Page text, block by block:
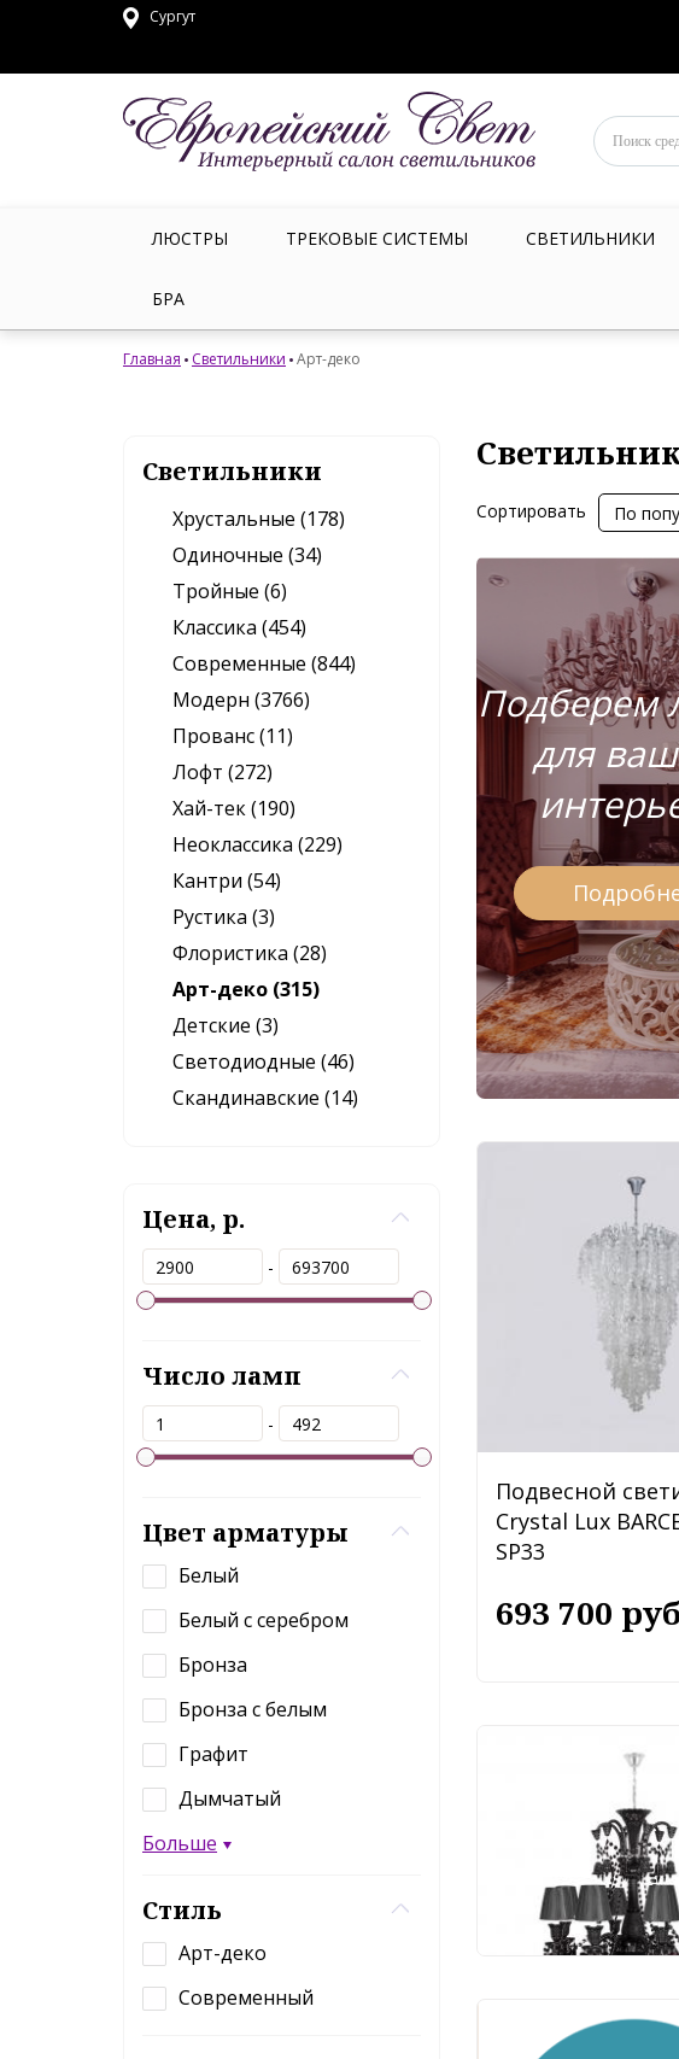
Сургут
ЛЮСТРЫ ТРЕКОВЫЕ СИСТЕМЫ СВЕТИЛЬНИКИ
БРА
Главная Светильники Арт-деко
Светильники
Хрустальные (178)
Одиночные (34)
Тройные (6)
Классика (454)
Современные (844)
Модерн (3766)
Прованс (11)
Лофт (272)
Хай-тек (190)
Неоклассика (229)
Кантри (54)
Рустика (3)
Флористика (28)
Арт-деко (315)
Детские (3)
Светодиодные (46)
Скандинавские (14)
Цена, р.
-
Число ламп
-
Цвет арматуры
Белый
Белый с серебром
Бронза
Бронза с белым
Графит
Дымчатый
Больше
Стиль
Арт-деко
Современный
Сортировать По
Подберем
для
Подвесной
Crystal Lux
SP33
693 700
Подвесной
Loft IT Zenith
61 480 руб.